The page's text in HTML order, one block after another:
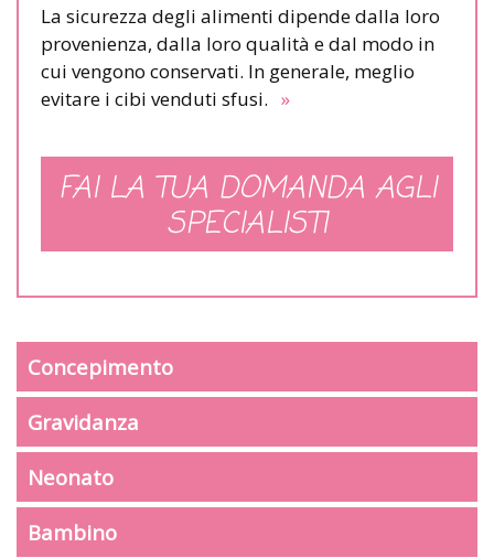
La sicurezza degli alimenti dipende dalla loro
provenienza, dalla loro qualità e dal modo in
cui vengono conservati. In generale, meglio
evitare i cibi venduti sfusi. »
FAI LA TUA DOMANDA AGLI
SPECIALISTI
Concepimento
Gravidanza
Neonato
Bambino